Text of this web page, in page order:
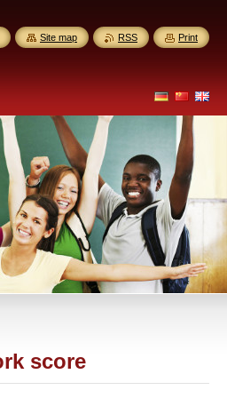
score
Site map RSS Print